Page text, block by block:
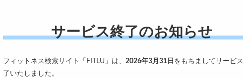
サービス終了のお知らせ
フィットネス検索サイト「FITLU」は、 2026年3月31日 をもちましてサービ
了いたしました。